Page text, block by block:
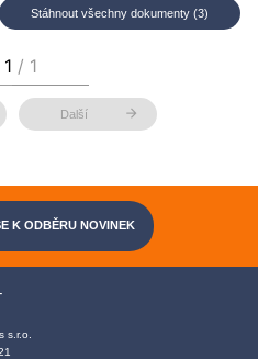
Stáhnout všechny dokumenty (3)
Další arrow_forward
K ODBĚRU NOVINEK
s.r.o.